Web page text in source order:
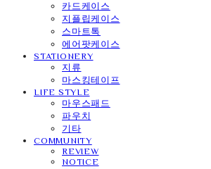
카드케이스
지플립케이스
스마트톡
에어팟케이스
STATIONERY
지류
마스킹테이프
LIFE STYLE
마우스패드
파우치
기타
COMMUNITY
REVIEW
NOTICE